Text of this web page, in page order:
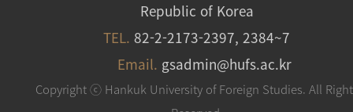
Republic of Korea
TEL. 82-2-2173-2397, 2384~7
Email. gsadmin@hufs.ac.kr
Copyright ⓒ Hankuk University of Foreign Studies. All